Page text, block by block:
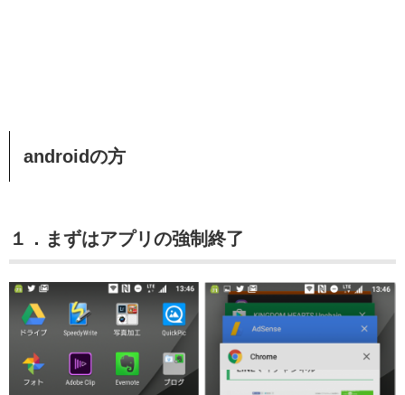
androidの方
１．まずはアプリの強制終了